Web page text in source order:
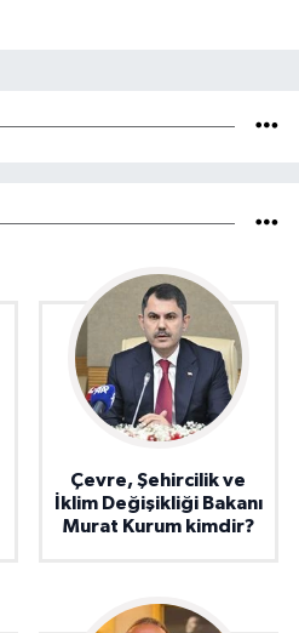
Çevre, Şehircilik ve
İklim Değişikliği Bakanı
Murat Kurum kimdir?